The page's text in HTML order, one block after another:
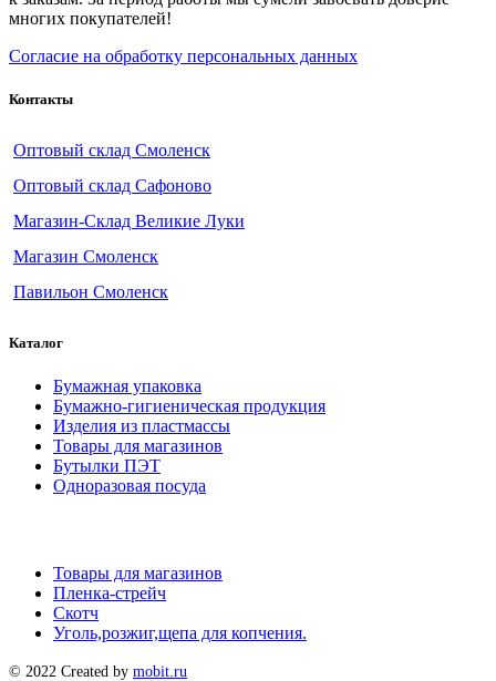
многих покупателей!
Согласие на обработку персональных данных
Контакты
Оптовый склад Смоленск
Оптовый склад Сафоново
Магазин-Склад Великие Луки
Магазин Смоленск
Павильон Смоленск
Каталог
Бумажная упаковка
Бумажно-гигиеническая продукция
Изделия из пластмассы
Товары для магазинов
Бутылки ПЭТ
Одноразовая посуда
Товары для магазинов
Пленка-стрейч
Скотч
Уголь,розжиг,щепа для копчения.
© 2022 Created by mobit.ru